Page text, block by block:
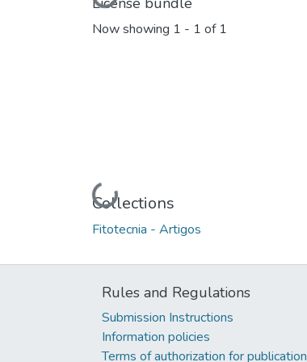
Now showing 1 - 1 of 1
Loading...
Collections
Fitotecnia - Artigos
Rules and Regulations
Submission Instructions
Information policies
Terms of authorization for publication